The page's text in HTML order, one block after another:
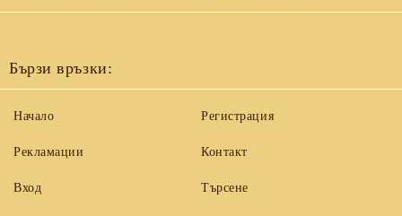
Бързи връзки:
Начало
Рекламации
Вход
Регистрация
Контакт
Търсене